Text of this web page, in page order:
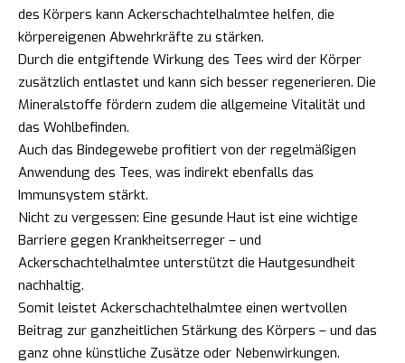
des Körpers kann Ackerschachtelhalmtee helfen, die
körpereigenen Abwehrkräfte zu stärken.
Durch die entgiftende Wirkung des Tees wird der Körper
zusätzlich entlastet und kann sich besser regenerieren. Die
Mineralstoffe fördern zudem die allgemeine Vitalität und
das Wohlbefinden.
Auch das Bindegewebe profitiert von der regelmäßigen
Anwendung des Tees, was indirekt ebenfalls das
Immunsystem stärkt.
Nicht zu vergessen: Eine gesunde Haut ist eine wichtige
Barriere gegen Krankheitserreger – und
Ackerschachtelhalmtee unterstützt die Hautgesundheit
nachhaltig.
Somit leistet Ackerschachtelhalmtee einen wertvollen
Beitrag zur ganzheitlichen Stärkung des Körpers – und das
ganz ohne künstliche Zusätze oder Nebenwirkungen.